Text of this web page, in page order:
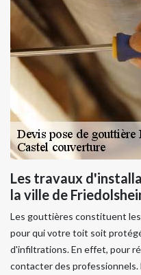
Les travaux
la ville de
Les gouttières constituent
pour qui votre toit soit
d'infiltrations. En effet, pour
contacter des professionnels.